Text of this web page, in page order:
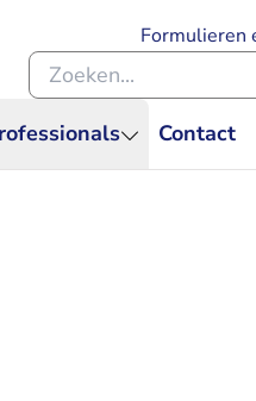
Contact
Formulieren
Zoeken binnen de